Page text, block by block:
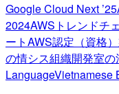
Google Cloud Next ’25
2024AWSトレンドチ
ートAWS認定（資格）
の情シス組織開発室の
LanguageVietnamese